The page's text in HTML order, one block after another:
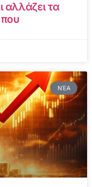
αλλάζει τα
ΝΈΑ